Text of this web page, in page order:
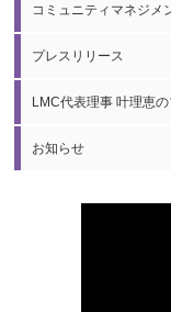
コミュニティマネジメ
プレスリリース
LMC代表理事 叶理恵
お知らせ